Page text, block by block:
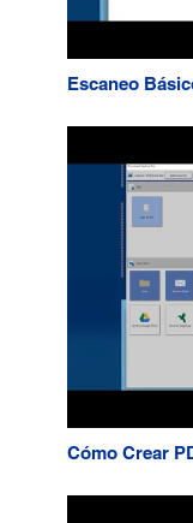
Escaneo
Cómo Crear